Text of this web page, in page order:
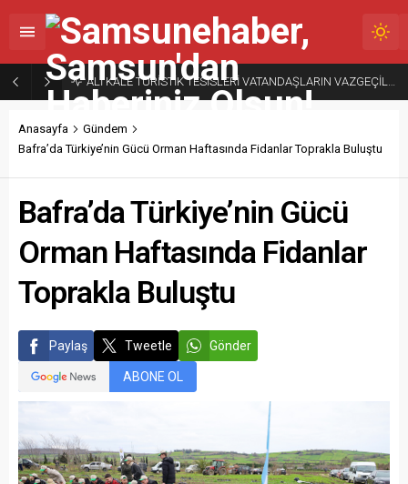
ALİ KALE TURİSTİK TESİSLERİ VATANDAŞLARIN VAZGEÇİLMEZ ADRESİ
Anasayfa
Gündem
Bafra’da Türkiye’nin Gücü Orman Haftasında Fidanlar Toprakla Buluştu
Bafra’da Türkiye’nin Gücü
Orman Haftasında Fidanlar
Toprakla Buluştu
Paylaş Tweetle Gönder
ABONE OL